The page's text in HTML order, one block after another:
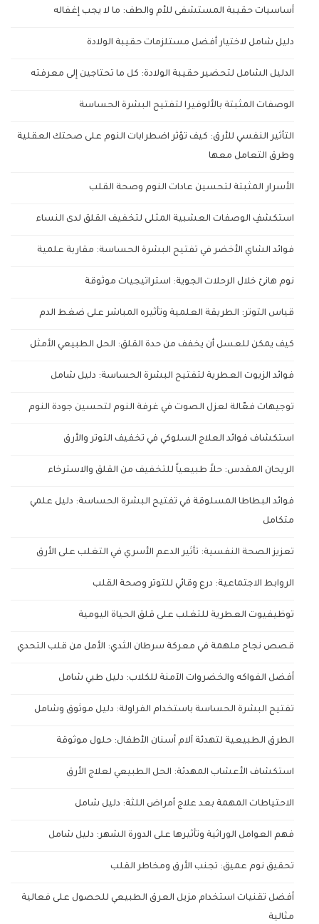
أساسيات حقيبة المستشفى للأم والطف: ما لا يجب إغفاله
دليل شامل لاختيار أفضل مستلزمات حقيبة الولادة
الدليل الشامل لتحضير حقيبة الولادة: كل ما تحتاجين إلى معرفته
الوصفات المثبتة بالألوفيرا لتفتيح البشرة الحساسة
التأثير النفسي للأرق: كيف تؤثر اضطرابات النوم على صحتك العقلية
وطرق التعامل معها
الأسرار المثبتة لتحسين عادات النوم وصحة القلب
استكشفِ الوصفات العشبية المثلى لتخفيف القلق لدى النساء
فوائد الشاي الأخضر في تفتيح البشرة الحساسة: مقاربة علمية
نوم هانئ خلال الرحلات الجوية: استراتيجيات موثوقة
قياس التوتر: الطريقة العلمية وتأثيره المباشر على ضغط الدم
كيف يمكن للعسل أن يخفف من حدة القلق: الحل الطبيعي الأمثل
فوائد الزيوت العطرية لتفتيح البشرة الحساسة: دليل شامل
توجيهات فعّالة لعزل الصوت في غرفة النوم لتحسين جودة النوم
استكشاف فوائد العلاج السلوكي في تخفيف التوتر والأرق
الريحان المقدس: حلاً طبيعياً للتخفيف من القلق والاسترخاء
فوائد البطاطا المسلوقة في تفتيح البشرة الحساسة: دليل علمي
متكامل
تعزيز الصحة النفسية: تأثير الدعم الأسري في التغلب على الأرق
الروابط الاجتماعية: درع وقائي للتوتر وصحة القلب
توظيفيوت العطرية للتغلب على قلق الحياة اليومية
قصص نجاح ملهمة في معركة سرطان الثدي: الأمل من قلب التحدي
أفضل الفواكه والخضروات الآمنة للكلاب: دليل طبي شامل
تفتيح البشرة الحساسة باستخدام الفراولة: دليل موثوق وشامل
الطرق الطبيعية لتهدئة آلام أسنان الأطفال: حلول موثوقة
استكشاف الأعشاب المهدئة: الحل الطبيعي لعلاج الأرق
الاحتياطات المهمة بعد علاج أمراض اللثة: دليل شامل
فهم العوامل الوراثية وتأثيرها على الدورة الشهر: دليل شامل
تحقيق نوم عميق: تجنب الأرق ومخاطر القلب
أفضل تقنيات استخدام مزيل العرق الطبيعي للحصول على فعالية
مثالية